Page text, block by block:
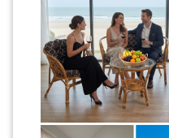
JOHOR(8)
MELAKA(53)
PENANG(2)